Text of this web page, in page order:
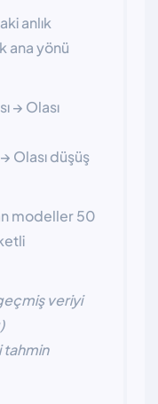
anlık
ana yönü
→ Olası
Olası düşüş
modeller 50
veriyi